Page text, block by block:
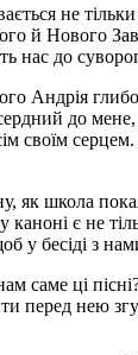
не
Нового
нас до
Андрія
до
своїм
як школа
каноні є не
бесіді з
саме ці
нею